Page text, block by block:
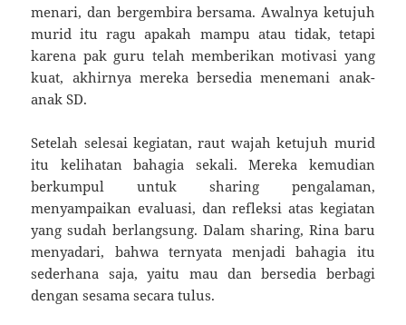
menari, dan bergembira bersama. Awalnya ketujuh
murid itu ragu apakah mampu atau tidak, tetapi
karena pak guru telah memberikan motivasi yang
kuat, akhirnya mereka bersedia menemani anak-
anak SD.
Setelah selesai kegiatan, raut wajah ketujuh murid
itu kelihatan bahagia sekali. Mereka kemudian
berkumpul untuk sharing pengalaman,
menyampaikan evaluasi, dan refleksi atas kegiatan
yang sudah berlangsung. Dalam sharing, Rina baru
menyadari, bahwa ternyata menjadi bahagia itu
sederhana saja, yaitu mau dan bersedia berbagi
dengan sesama secara tulus.